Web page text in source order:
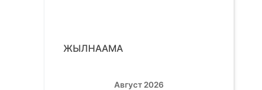
ЖЫЛНААМА
Август 2026